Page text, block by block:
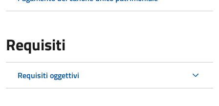
Requisiti
Requisiti oggettivi